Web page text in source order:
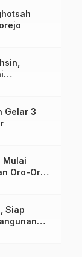
Gelar 3
Mulai
Oro-Oro
Siap